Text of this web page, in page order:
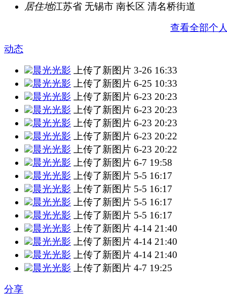
居住地江苏省 无锡市 南长区 清名桥街道
查看全部个
动态
晨光光影 上传了新图片 3-26 16:33
晨光光影 上传了新图片 6-25 10:33
晨光光影 上传了新图片 6-23 20:23
晨光光影 上传了新图片 6-23 20:23
晨光光影 上传了新图片 6-23 20:23
晨光光影 上传了新图片 6-23 20:22
晨光光影 上传了新图片 6-23 20:22
晨光光影 上传了新图片 6-7 19:58
晨光光影 上传了新图片 5-5 16:17
晨光光影 上传了新图片 5-5 16:17
晨光光影 上传了新图片 5-5 16:17
晨光光影 上传了新图片 5-5 16:17
晨光光影 上传了新图片 4-14 21:40
晨光光影 上传了新图片 4-14 21:40
晨光光影 上传了新图片 4-14 21:40
晨光光影 上传了新图片 4-7 19:25
分享